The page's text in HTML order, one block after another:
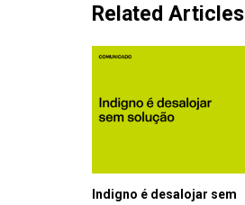
Related Articles
Indigno é desalojar sem